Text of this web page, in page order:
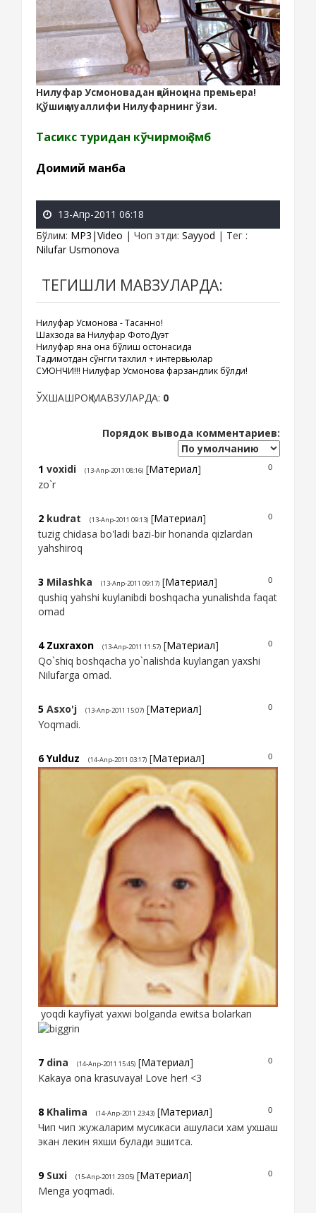
Нилуфар Усмоновадан қайноққина премьера!
Қўшиқ муаллифи Нилуфарнинг ўзи.
Тасикс туридан кўчирмоқ 3мб
Доимий манба
13-Апр-2011 06:18
Бўлим: MP3|Video | Чоп этди: Sayyod | Тег :
Nilufar Usmonova
ТЕГИШЛИ МАВЗУЛАРДА:
Нилуфар Усмонова - Тасанно!
Шахзода ва Нилуфар ФотоДуэт
Нилуфар яна она бўлиш остонасида
Тақдимотдан сўнгги тахлил + интервьюлар
СУЮНЧИ!!! Нилуфар Усмонова фарзандлик бўлди!
ЎХШАШРОҚ МАВЗУЛАРДА: 0
Порядок вывода комментариев:
0
1 voxidi (13-Апр-2011 08:16) [Материал]
zo`r
0
2 kudrat (13-Апр-2011 09:13) [Материал]
tuzig chidasa bo'ladi bazi-bir honanda qizlardan
yahshiroq
0
3 Milashka (13-Апр-2011 09:17) [Материал]
qushiq yahshi kuylanibdi boshqacha yunalishda faqat
omad
0
4 Zuxraxon (13-Апр-2011 11:57) [Материал]
Qo`shiq boshqacha yo`nalishda kuylangan yaxshi
Nilufarga omad.
0
5 Asxo'j (13-Апр-2011 15:07) [Материал]
Yoqmadi.
0
6 Yulduz (14-Апр-2011 03:17) [Материал]
yoqdi kayfiyat yaxwi bolganda ewitsa bolarkan
0
7 dina (14-Апр-2011 15:45) [Материал]
Kakaya ona krasuvaya! Love her! <3
0
8 Khalima (14-Апр-2011 23:43) [Материал]
Чип чип жужаларим мусикаси ашуласи хам ухшаш
экан лекин яхши булади эшитса.
0
9 Suxi (15-Апр-2011 23:05) [Материал]
Menga yoqmadi.